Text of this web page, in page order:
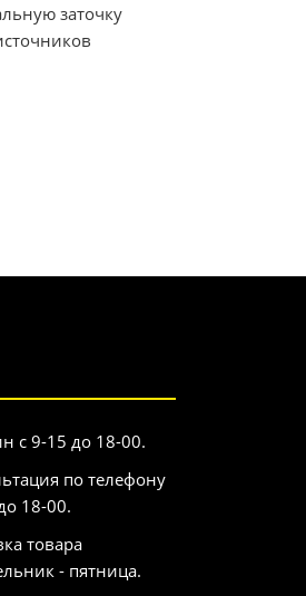
заточку
с 9-15 до 18-00.
по телефону
18-00.
товара
- пятница.